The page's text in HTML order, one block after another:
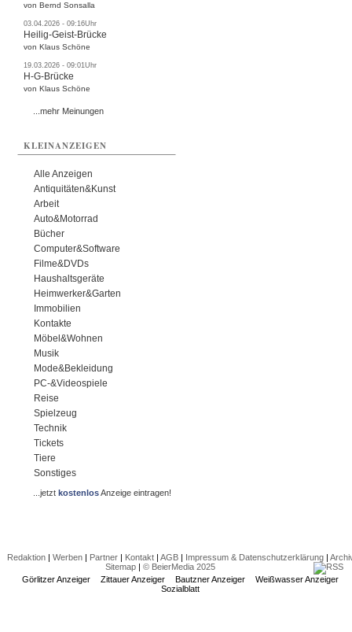
von Bernd Sonsalla
03.04.2026 - 09:16Uhr
Heilig-Geist-Brücke
von Klaus Schöne
19.03.2026 - 09:01Uhr
H-G-Brücke
von Klaus Schöne
...mehr Meinungen
KLEINANZEIGEN
Alle Anzeigen
Antiquitäten&Kunst
Arbeit
Auto&Motorrad
Bücher
Computer&Software
Filme&DVDs
Haushaltsgeräte
Heimwerker&Garten
Immobilien
Kontakte
Möbel&Wohnen
Musik
Mode&Bekleidung
PC-&Videospiele
Reise
Spielzeug
Technik
Tickets
Tiere
Sonstiges
...jetztkostenlosAnzeige eintragen!
Redaktion| Werben| Partner| Kontakt| AGB| Impressum & Datenschutzerklärung|
Sitemap| © BeierMedia 2025
Görlitzer Anzeiger
Zittauer Anzeiger Bautzner Anzeiger
Weißwasser Anzeiger
Sozialblatt